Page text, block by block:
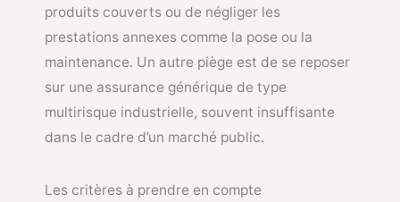
produits couverts ou de négliger les
prestations annexes comme la pose ou la
maintenance. Un autre piège est de se reposer
sur une assurance générique de type
multirisque industrielle, souvent insuffisante
dans le cadre d’un marché public.
Les critères à prendre en compte